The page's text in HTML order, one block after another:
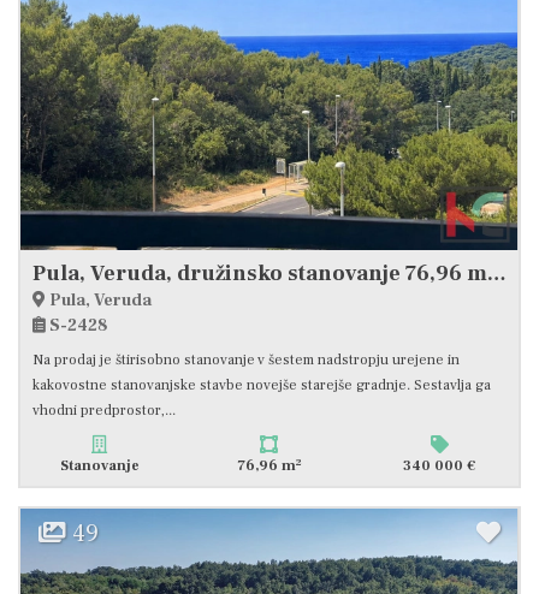
Pula, Veruda, družinsko stanovanje 76,96 m2 na atraktivni lokaciji, pogled na morje
Pula, Veruda
S-2428
Na prodaj je štirisobno stanovanje v šestem nadstropju urejene in
kakovostne stanovanjske stavbe novejše starejše gradnje. Sestavlja ga
vhodni predprostor,...
Stanovanje 76,96 m2 340 000 €
49